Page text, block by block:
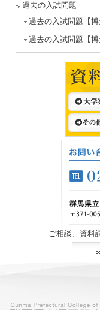
過去の入試問題
過去の入試問題【博
過去の入試問題【博
ご相談、資料